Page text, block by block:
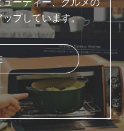
プしています。